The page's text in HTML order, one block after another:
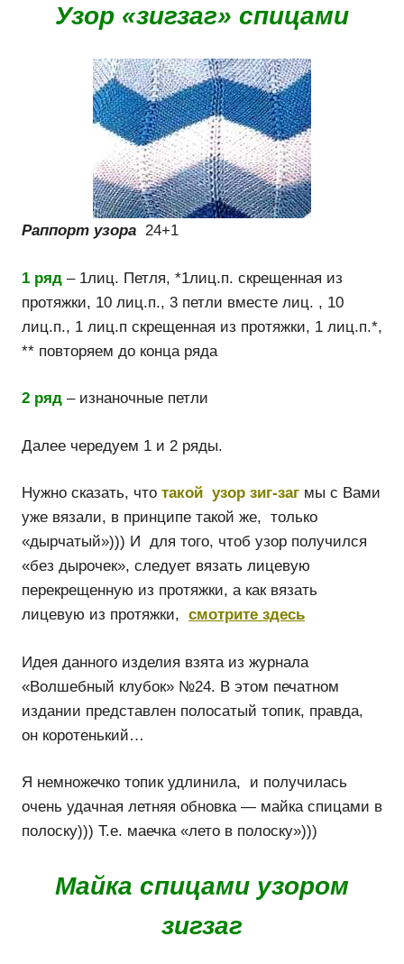
Узор «зигзаг» спицами
Раппорт узора 24+1
1 ряд – 1лиц. Петля, *1лиц.п. скрещенная из
протяжки, 10 лиц.п., 3 петли вместе лиц. , 10
лиц.п., 1 лиц.п скрещенная из протяжки, 1 лиц.п.*,
** повторяем до конца ряда
2 ряд – изнаночные петли
Далее чередуем 1 и 2 ряды.
Нужно сказать, что такой узор зиг-заг мы с Вами
уже вязали, в принципе такой же, только
«дырчатый»))) И для того, чтоб узор получился
«без дырочек», следует вязать лицевую
перекрещенную из протяжки, а как вязать
лицевую из протяжки, смотрите здесь
Идея данного изделия взята из журнала
«Волшебный клубок» №24. В этом печатном
издании представлен полосатый топик, правда,
он коротенький…
Я немножечко топик удлинила, и получилась
очень удачная летняя обновка — майка спицами в
полоску))) Т.е. маечка «лето в полоску»)))
Майка спицами узором
зигзаг